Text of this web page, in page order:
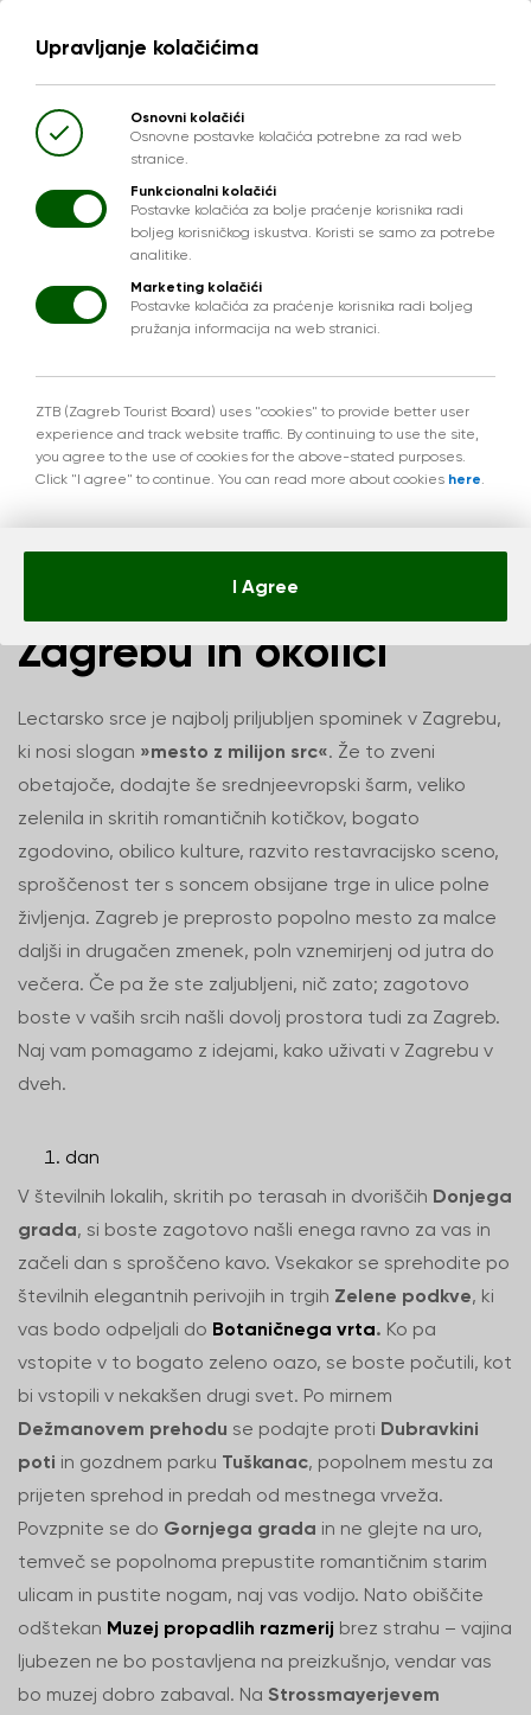
Tri dni romantike v
Zagrebu in okolici
Lectarsko srce je najbolj priljubljen spominek v Zagrebu,
ki nosi slogan »mesto z milijon src«. Že to zveni
obetajoče, dodajte še srednjeevropski šarm, veliko
zelenila in skritih romantičnih kotičkov, bogato
zgodovino, obilico kulture, razvito restavracijsko sceno,
sproščenost ter s soncem obsijane trge in ulice polne
življenja. Zagreb je preprosto popolno mesto za malce
daljši in drugačen zmenek, poln vznemirjenj od jutra do
večera. Če pa že ste zaljubljeni, nič zato; zagotovo
boste v vaših srcih našli dovolj prostora tudi za Zagreb.
Naj vam pomagamo z idejami, kako uživati v Zagrebu v
dveh.
dan
V številnih lokalih, skritih po terasah in dvoriščih Donjega
grada, si boste zagotovo našli enega ravno za vas in
začeli dan s sproščeno kavo. Vsekakor se sprehodite po
številnih elegantnih perivojih in trgih Zelene podkve, ki
vas bodo odpeljali do Botaničnega vrta. Ko pa
vstopite v to bogato zeleno oazo, se boste počutili, kot
bi vstopili v nekakšen drugi svet. Po mirnem
Dežmanovem prehodu se podajte proti Dubravkini
poti in gozdnem parku Tuškanac, popolnem mestu za
prijeten sprehod in predah od mestnega vrveža.
Povzpnite se do Gornjega grada in ne glejte na uro,
temveč se popolnoma prepustite romantičnim starim
ulicam in pustite nogam, naj vas vodijo. Nato obiščite
odštekan Muzej propadlih razmerij brez strahu – vajina
ljubezen ne bo postavljena na preizkušnjo, vendar vas
bo muzej dobro zabaval. Na Strossmayerjevem
Upravljanje kolačićima
Osnovni kolačići
Osnovne postavke kolačića potrebne za rad web
stranice.
Funkcionalni kolačići
Postavke kolačića za bolje praćenje korisnika radi
boljeg korisničkog iskustva. Koristi se samo za potrebe
analitike.
Marketing kolačići
Postavke kolačića za praćenje korisnika radi boljeg
pružanja informacija na web stranici.
ZTB (Zagreb Tourist Board) uses "cookies" to provide better user
experience and track website traffic. By continuing to use the site,
you agree to the use of cookies for the above-stated purposes.
Click "I agree" to continue. You can read more about cookies here.
I Agree